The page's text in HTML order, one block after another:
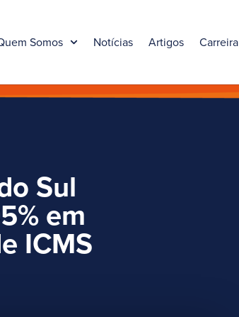
Somos Notícias Artigos Carreira
Sul
em
ICMS